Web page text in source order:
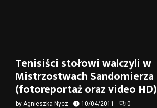
Tenisiści stołowi walczyli w
Mistrzostwach Sandomierza
(fotoreportaż oraz video HD)
by Agnieszka Nycz 10/04/2011 0